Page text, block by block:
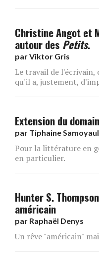
Christine Angot et
autour des Petits.
parViktor Gris
Le travail de
qu'il a, justement,
Extension du
par Tiphaine
Pour la littérature en
en particulier.
Hunter S.
américain
par Raphaël Denys
Un rêve "américain"